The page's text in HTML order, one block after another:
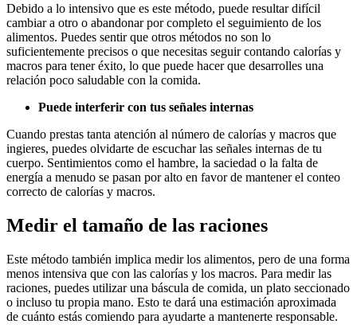
Debido a lo intensivo que es este método, puede resultar difícil
cambiar a otro o abandonar por completo el seguimiento de los
alimentos. Puedes sentir que otros métodos no son lo
suficientemente precisos o que necesitas seguir contando calorías y
macros para tener éxito, lo que puede hacer que desarrolles una
relación poco saludable con la comida.
Puede interferir con tus señales internas
Cuando prestas tanta atención al número de calorías y macros que
ingieres, puedes olvidarte de escuchar las señales internas de tu
cuerpo. Sentimientos como el hambre, la saciedad o la falta de
energía a menudo se pasan por alto en favor de mantener el conteo
correcto de calorías y macros.
Medir el tamaño de las raciones
Este método también implica medir los alimentos, pero de una forma
menos intensiva que con las calorías y los macros. Para medir las
raciones, puedes utilizar una báscula de comida, un plato seccionado
o incluso tu propia mano. Esto te dará una estimación aproximada
de cuánto estás comiendo para ayudarte a mantenerte responsable.